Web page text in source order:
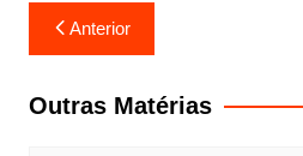
Navegação
de
Post
Anterior
Outras Matérias